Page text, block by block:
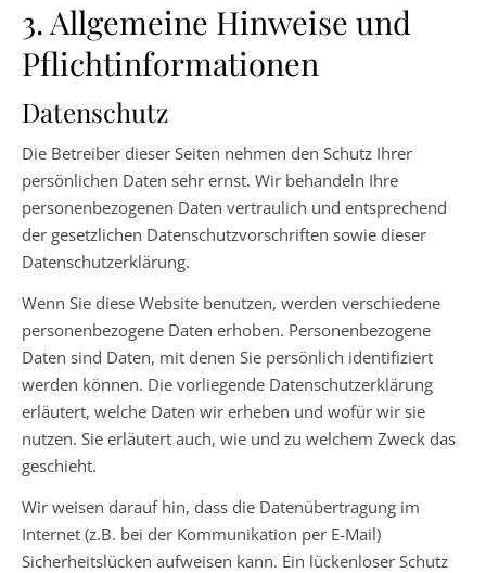
3. Allgemeine Hinweise und
Pflichtinformationen
Datenschutz
Die Betreiber dieser Seiten nehmen den Schutz Ihrer
persönlichen Daten sehr ernst. Wir behandeln Ihre
personenbezogenen Daten vertraulich und entsprechend
der gesetzlichen Datenschutzvorschriften sowie dieser
Datenschutzerklärung.
Wenn Sie diese Website benutzen, werden verschiedene
personenbezogene Daten erhoben. Personenbezogene
Daten sind Daten, mit denen Sie persönlich identifiziert
werden können. Die vorliegende Datenschutzerklärung
erläutert, welche Daten wir erheben und wofür wir sie
nutzen. Sie erläutert auch, wie und zu welchem Zweck das
geschieht.
Wir weisen darauf hin, dass die Datenübertragung im
Internet (z.B. bei der Kommunikation per E-Mail)
Sicherheitslücken aufweisen kann. Ein lückenloser Schutz